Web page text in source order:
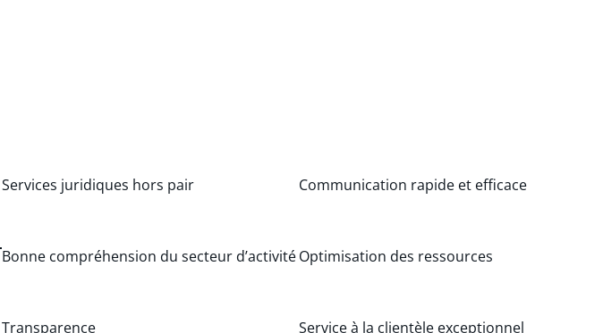
Services juridiques hors pair
Bonne compréhension du secteur d’activité
Transparence
Communication rapide et efficace
Optimisation des ressources
Service à la clientèle exceptionnel